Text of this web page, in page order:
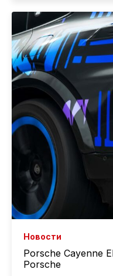
Новости
Porsche Cayenne
Porsche